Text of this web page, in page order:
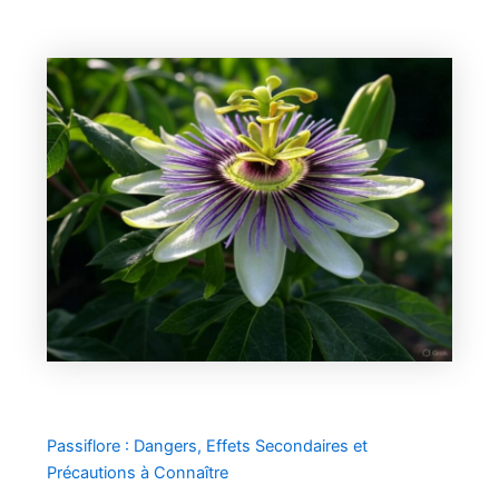
Passiflore : Dangers, Effets Secondaires et
Précautions à Connaître